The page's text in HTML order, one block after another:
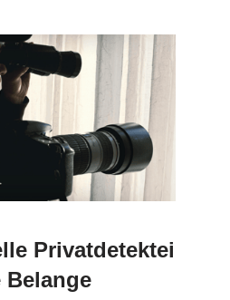
Privatdetektei